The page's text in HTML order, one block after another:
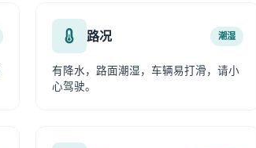
路况 潮湿
有降水，路面潮湿，车辆易打滑，请小
心驾驶。